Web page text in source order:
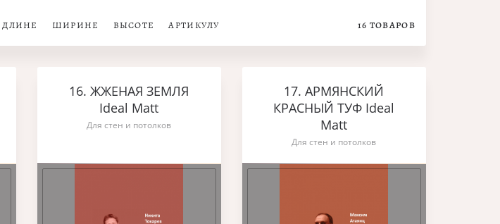
ДЛИНЕ ШИРИНЕ ВЫСОТЕ АРТИКУЛУ 16 ТОВАРОВ
16. ЖЖЕНАЯ ЗЕМЛЯ
Ideal Matt
Для стен и потолков
17. АРМЯНСКИЙ
КРАСНЫЙ ТУФ Ideal
Matt
Для стен и потолков